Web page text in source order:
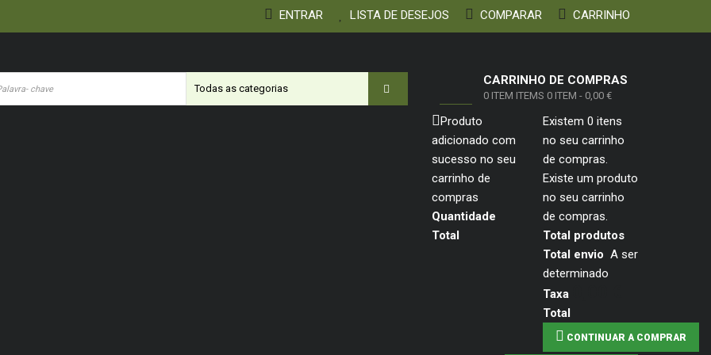
ENTRAR LISTA DE DESEJOS COMPARAR CARRINHO
CARRINHO DE COMPRAS
0 ITEM ITEMS 0 ITEM - 0,00 €
Produto
adicionado com
sucesso no seu
carrinho de
compras
Quantidade
Total
Existem 0 itens
no seu carrinho
de compras.
Existe um produto
no seu carrinho
de compras.
Total produtos
Total envio A ser
determinado
Taxa
Total
CONTINUAR A COMPRAR